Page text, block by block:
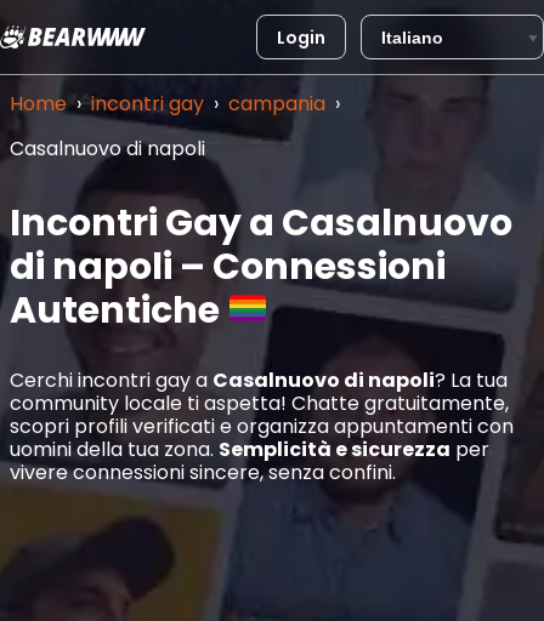
Vai
al
Login
Home › incontri gay › campania ›
Casalnuovo di napoli
Incontri Gay a Casalnuovo
di napoli – Connessioni
Autentiche
Cerchi incontri gay a Casalnuovo di napoli? La tua
community locale ti aspetta! Chatte gratuitamente,
scopri profili verificati e organizza appuntamenti con
uomini della tua zona. Semplicità e sicurezza per
vivere connessioni sincere, senza confini.